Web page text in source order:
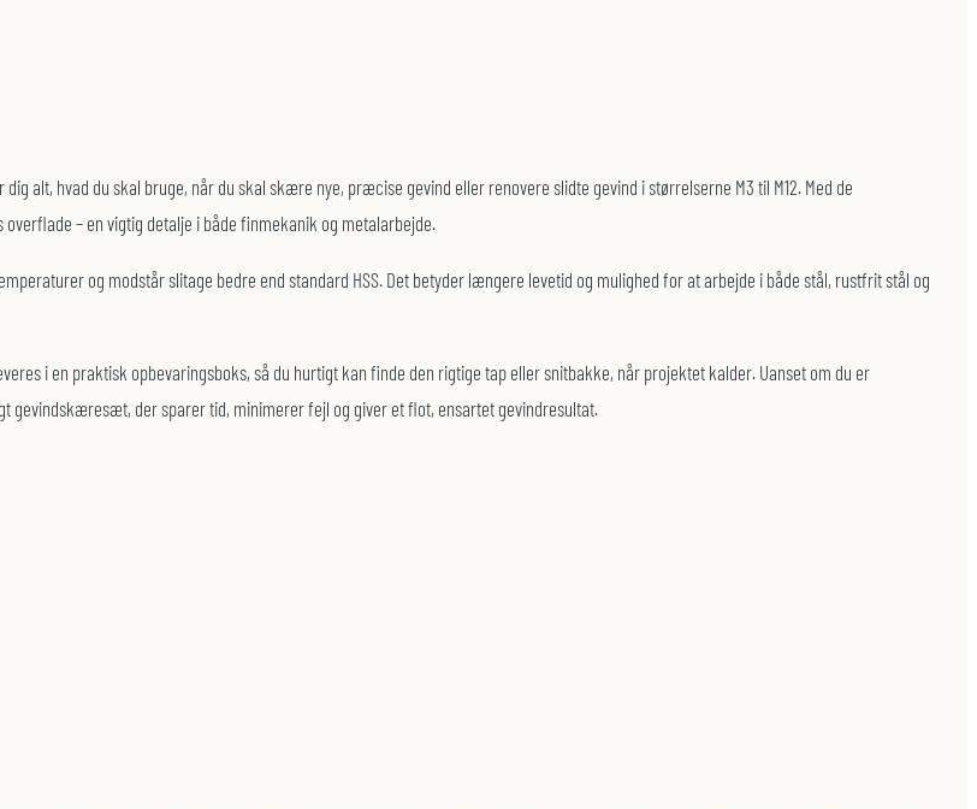
alt, hvad du skal bruge, når du skal skære nye, præcise gevind eller renovere slidte gevind i størrelserne M3 til M12. Med de
– en vigtig detalje i både finmekanik og metalarbejde.
og modstår slitage bedre end standard HSS. Det betyder længere levetid og mulighed for at arbejde i både stål, rustfrit stål og
i en praktisk opbevaringsboks, så du hurtigt kan finde den rigtige tap eller snitbakke, når projektet kalder. Uanset om du er
gevindskæresæt, der sparer tid, minimerer fejl og giver et flot, ensartet gevindresultat.